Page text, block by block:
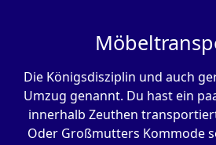
Die Königsdisziplin und auch
Umzug genannt. Du hast ein
innerhalb Zeuthen
Oder Großmutters Kommode